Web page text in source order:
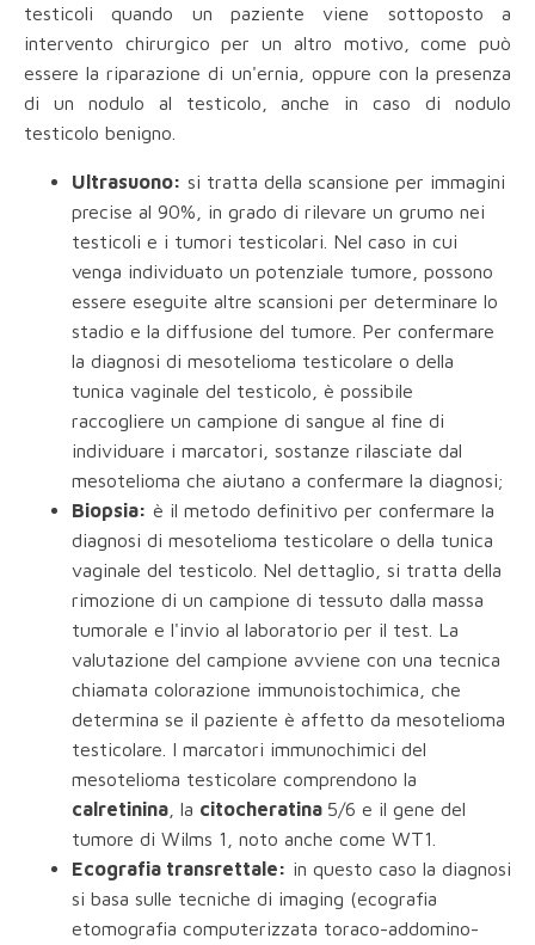
testicoli quando un paziente viene sottoposto a
intervento chirurgico per un altro motivo, come può
essere la riparazione di un'ernia, oppure con la presenza
di un nodulo al testicolo, anche in caso di nodulo
testicolo benigno.
Ultrasuono: si tratta della scansione per immagini
precise al 90%, in grado di rilevare un grumo nei
testicoli e i tumori testicolari. Nel caso in cui
venga individuato un potenziale tumore, possono
essere eseguite altre scansioni per determinare lo
stadio e la diffusione del tumore. Per confermare
la diagnosi di mesotelioma testicolare o della
tunica vaginale del testicolo, è possibile
raccogliere un campione di sangue al fine di
individuare i marcatori, sostanze rilasciate dal
mesotelioma che aiutano a confermare la diagnosi;
Biopsia: è il metodo definitivo per confermare la
diagnosi di mesotelioma testicolare o della tunica
vaginale del testicolo. Nel dettaglio, si tratta della
rimozione di un campione di tessuto dalla massa
tumorale e l'invio al laboratorio per il test. La
valutazione del campione avviene con una tecnica
chiamata colorazione immunoistochimica, che
determina se il paziente è affetto da mesotelioma
testicolare. I marcatori immunochimici del
mesotelioma testicolare comprendono la
calretinina , la citocheratina 5/6 e il gene del
tumore di Wilms 1, noto anche come WT1.
Ecografia transrettale: in questo caso la diagnosi
si basa sulle tecniche di imaging (ecografia
etomografia computerizzata toraco-addomino-